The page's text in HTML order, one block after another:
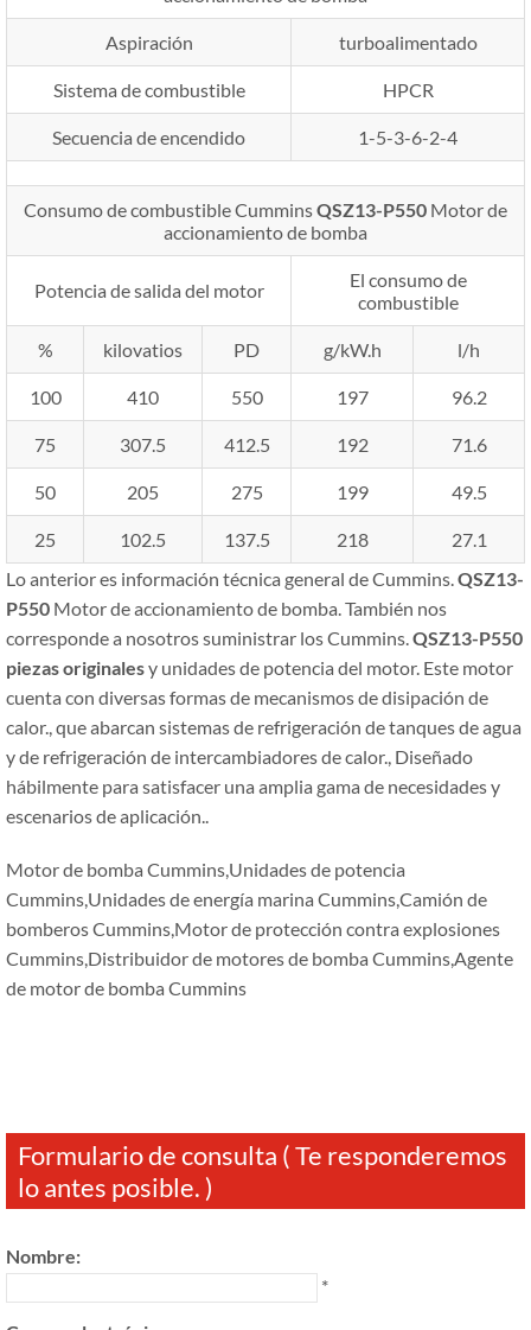
Aspiración turboalimentado
Sistema de combustible HPCR
Secuencia de encendido 1-5-3-6-2-4
Consumo de combustible CumminsQSZ13-P550 Motor de
accionamiento de bomba
Potencia de salida del motor
El consumo de
combustible
% kilovatios PD g/kW.h l/h
100 410 550 197 96.2
75 307.5 412.5 192 71.6
50 205 275 199 49.5
25 102.5 137.5 218
27.1
Lo anterior es información técnica general de Cummins. QSZ13-
P550 Motor de accionamiento de bomba. También nos
corresponde a nosotros suministrar los Cummins. QSZ13-P550
piezas originalesy unidades de potencia del motor. Este motor
cuenta con diversas formas de mecanismos de disipación de
calor., que abarcan sistemas de refrigeración de tanques de agua
y de refrigeración de intercambiadores de calor., Diseñado
hábilmente para satisfacer una amplia gama de necesidades y
escenarios de aplicación..
Motor de bomba Cummins,Unidades de potencia
Cummins,Unidades de energía marina Cummins,Camión de
bomberos Cummins,Motor de protección contra explosiones
Cummins,Distribuidor de motores de bomba Cummins,Agente
de motor de bomba Cummins
Formulario de consulta ( Te responderemos
lo antes posible. )
Nombre:
*